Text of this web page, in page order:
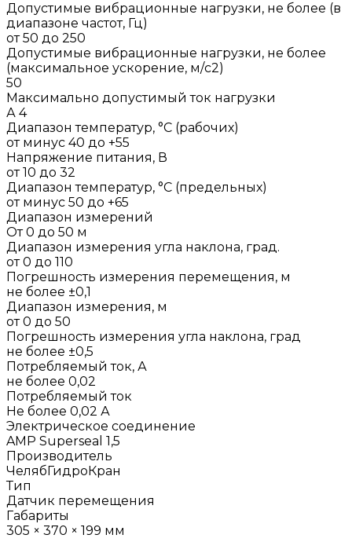
Допустимые вибрационные нагрузки, не более (в
диапазоне частот, Гц)
от 50 до 250
Допустимые вибрационные нагрузки, не более
(максимальное ускорение, м/с2)
50
Максимально допустимый ток нагрузки
А 4
Диапазон температур, °C (рабочих)
от минус 40 до +55
Напряжение питания, В
от 10 до 32
Диапазон температур, °C (предельных)
от минус 50 до +65
Диапазон измерений
От 0 до 50 м
Диапазон измерения угла наклона, град.
от 0 до 110
Погрешность измерения перемещения, м
не более ±0,1
Диапазон измерения, м
от 0 до 50
Погрешность измерения угла наклона, град
не более ±0,5
Потребляемый ток, А
не более 0,02
Потребляемый ток
Не более 0,02 А
Электрическое соединение
AMP Superseal 1,5
Производитель
ЧелябГидроКран
Тип
Датчик перемещения
Габариты
305 × 370 × 199 мм